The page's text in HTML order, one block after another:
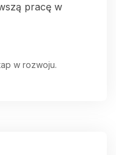
pracę w
w rozwoju.